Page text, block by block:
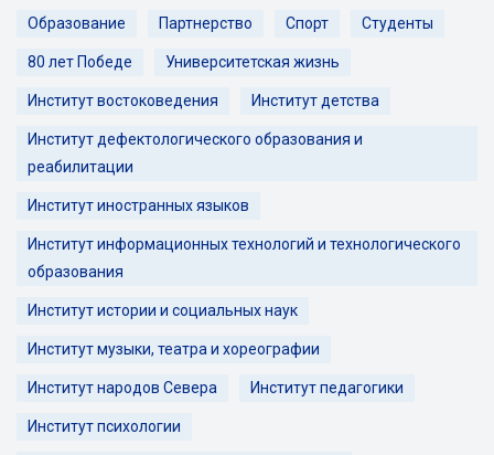
Образование Партнерство Спорт Студенты
80 лет Победе Университетская жизнь
Институт востоковедения Институт детства
Институт дефектологического образования и
реабилитации
Институт иностранных языков
Институт информационных технологий и технологического
образования
Институт истории и социальных наук
Институт музыки, театра и хореографии
Институт народов Севера Институт педагогики
Институт психологии